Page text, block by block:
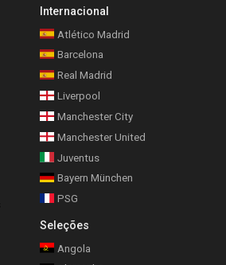
Internacional
Atlético Madrid
Barcelona
Real Madrid
Liverpool
Manchester City
Manchester United
Juventus
Bayern München
PSG
Seleções
Angola